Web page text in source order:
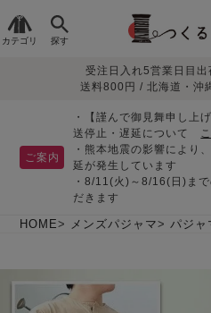
カテゴリ 探す
レディー
生地で
さがす
目的
さが
敏感肌用
パジャマ
入院・
パジャマ
夏パジャマ特集
受注日入れ5営業日目出
送料800円 / 北海道・沖
ご案内
・【謹んで御見舞申し上
送停止・遅延について
・熊本地震の影響により
延が発生しています
・8/11(火)～8/16(日)ま
だきます
HOME メンズパジャマ パジャ